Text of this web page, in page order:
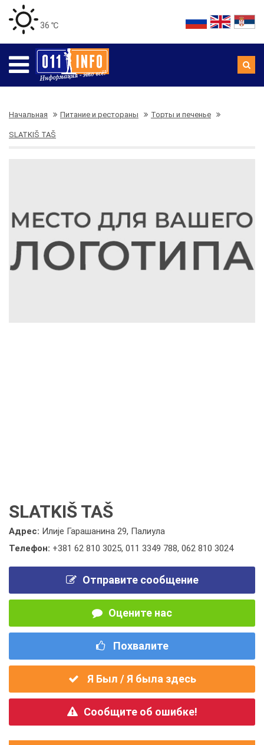
36 ℃
Начальная Питание и рестораны Торты и печенье
SLATKIŠ TAŠ
SLATKIŠ TAŠ
Адрес: Илије Гарашанина 29, Палиула
Телефон: +381 62 810 3025, 011 3349 788, 062 810 3024
Отправите сообщение
Оцените нас
Похвалите
Я Был / Я была здесь
Сообщите об ошибке!